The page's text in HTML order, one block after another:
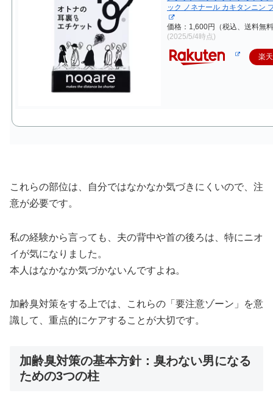
ック ノネナール カキタンニン
価格：1,600円（税込、送料無
(2025/5/4時点)
楽
これらの部位は、自分ではなかなか気づきにくいので、注
意が必要です。
私の経験から言っても、夫の背中や首の後ろは、特にニオ
イが気になりました。
本人はなかなか気づかないんですよね。
加齢臭対策をする上では、これらの「要注意ゾーン」を意
識して、重点的にケアすることが大切です。
加齢臭対策の基本方針：臭わない男になる
ための3つの柱